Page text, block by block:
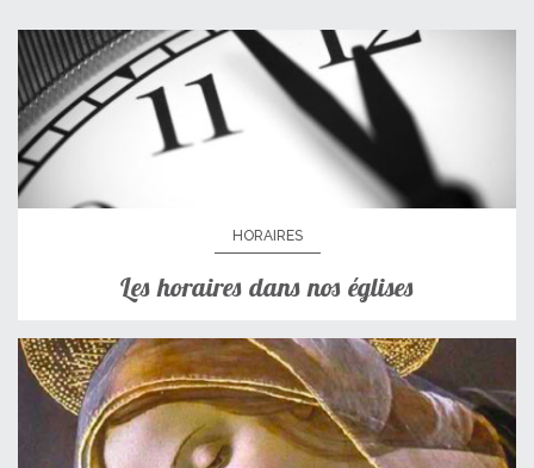
HORAIRES
Les horaires dans nos églises